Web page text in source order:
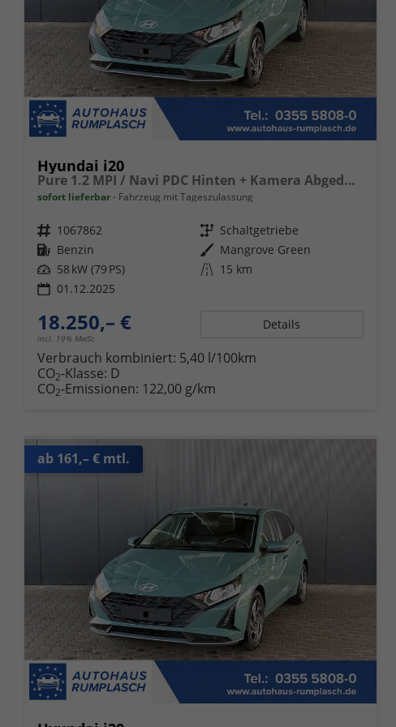
Hyundai i20
Pure 1.2 MPI / Navi PDC Hinten + Kamera Abgedunkelte Scheiben Tempomat Alu 16"
sofort lieferbar Fahrzeug mit Tageszulassung
Fahrzeugnr. 1067862 Getriebe Schaltgetriebe
Kraftstoff Benzin Außenfarbe Mangrove Green
Leistung 58 kW (79 PS) Kilometerstand 15 km
01.12.2025
18.250,– €
incl. 19% MwSt.
Details
Verbrauch kombiniert: 5,40 l/100km
CO2-Klasse: D
CO2-Emissionen: 122,00 g/km
ab 161,– € mtl.